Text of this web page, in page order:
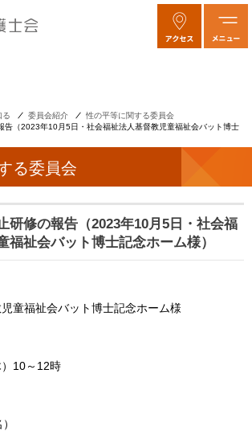
る 委員会紹介
性の平等に関する委員会
告（2023年10月5日・社会福祉法人基督教児童福祉会バット博士
る委員会
研修の報告（2023年10月5日・社会福
福祉会バット博士記念ホーム様）
童福祉会バット博士記念ホーム様
10～12時